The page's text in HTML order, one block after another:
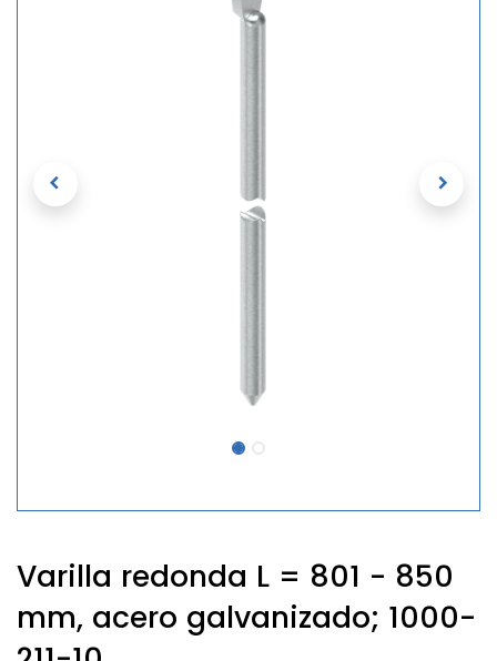
Varilla redonda L = 801 - 850
mm, acero galvanizado; 1000-